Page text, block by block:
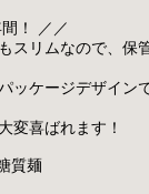
！ ／／
スリムなので、保
ッケージデザイン
変喜ばれます！
質麺